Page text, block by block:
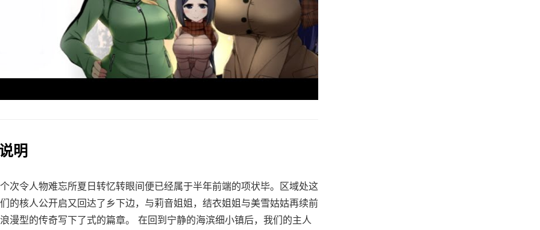
明
次令人物难忘所夏日转忆转眼间便已经属于半年前端的项状毕。区域处这
的核人公开启又回达了乡下边，与莉音姐姐，结衣姐姐与美雪姑姑再续前
漫型的传奇写下了式的篇章。 在回到宁静的海滨细小镇后，我们的主人